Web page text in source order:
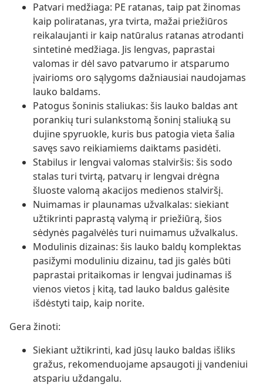
Patvari medžiaga: PE ratanas, taip pat žinomas
kaip poliratanas, yra tvirta, mažai priežiūros
reikalaujanti ir kaip natūralus ratanas atrodanti
sintetinė medžiaga. Jis lengvas, paprastai
valomas ir dėl savo patvarumo ir atsparumo
įvairioms oro sąlygoms dažniausiai naudojamas
lauko baldams.
Patogus šoninis staliukas: šis lauko baldas ant
porankių turi sulankstomą šoninį staliuką su
dujine spyruokle, kuris bus patogia vieta šalia
savęs savo reikiamiems daiktams pasidėti.
Stabilus ir lengvai valomas stalviršis: šis sodo
stalas turi tvirtą, patvarų ir lengvai drėgna
šluoste valomą akacijos medienos stalviršį.
Nuimamas ir plaunamas užvalkalas: siekiant
užtikrinti paprastą valymą ir priežiūrą, šios
sėdynės pagalvėlės turi nuimamus užvalkalus.
Modulinis dizainas: šis lauko baldų komplektas
pasižymi moduliniu dizainu, tad jis galės būti
paprastai pritaikomas ir lengvai judinamas iš
vienos vietos į kitą, tad lauko baldus galėsite
išdėstyti taip, kaip norite.
Gera žinoti:
Siekiant užtikrinti, kad jūsų lauko baldas išliks
gražus, rekomenduojame apsaugoti jį vandeniui
atspariu uždangalu.